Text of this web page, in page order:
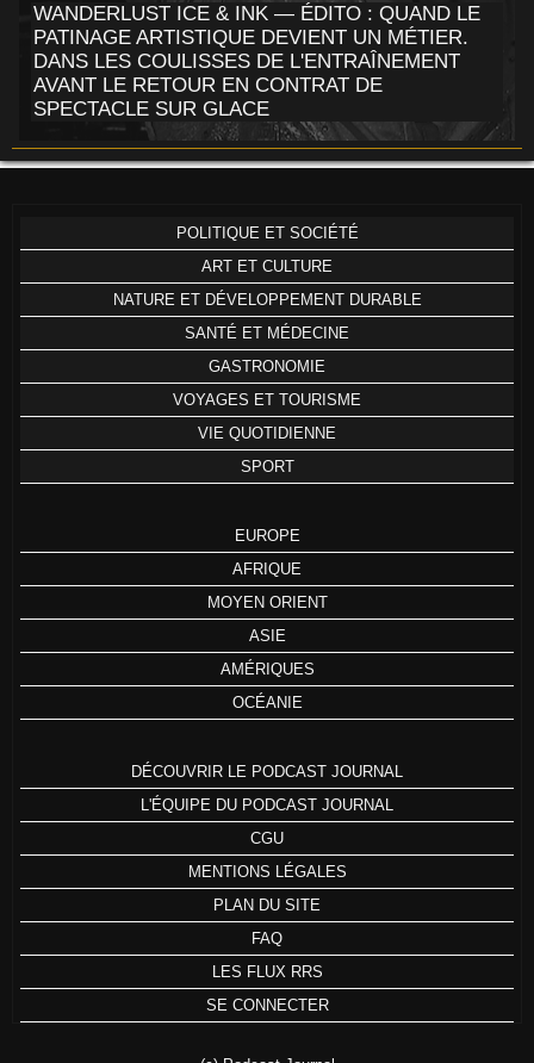
WANDERLUST ICE & INK — ÉDITO : QUAND LE
PATINAGE ARTISTIQUE DEVIENT UN MÉTIER.
DANS LES COULISSES DE L'ENTRAÎNEMENT
AVANT LE RETOUR EN CONTRAT DE
SPECTACLE SUR GLACE
POLITIQUE ET SOCIÉTÉ
ART ET CULTURE
NATURE ET DÉVELOPPEMENT DURABLE
SANTÉ ET MÉDECINE
GASTRONOMIE
VOYAGES ET TOURISME
VIE QUOTIDIENNE
SPORT
EUROPE
AFRIQUE
MOYEN ORIENT
ASIE
AMÉRIQUES
OCÉANIE
DÉCOUVRIR LE PODCAST JOURNAL
L'ÉQUIPE DU PODCAST JOURNAL
CGU
MENTIONS LÉGALES
PLAN DU SITE
FAQ
LES FLUX RRS
SE CONNECTER